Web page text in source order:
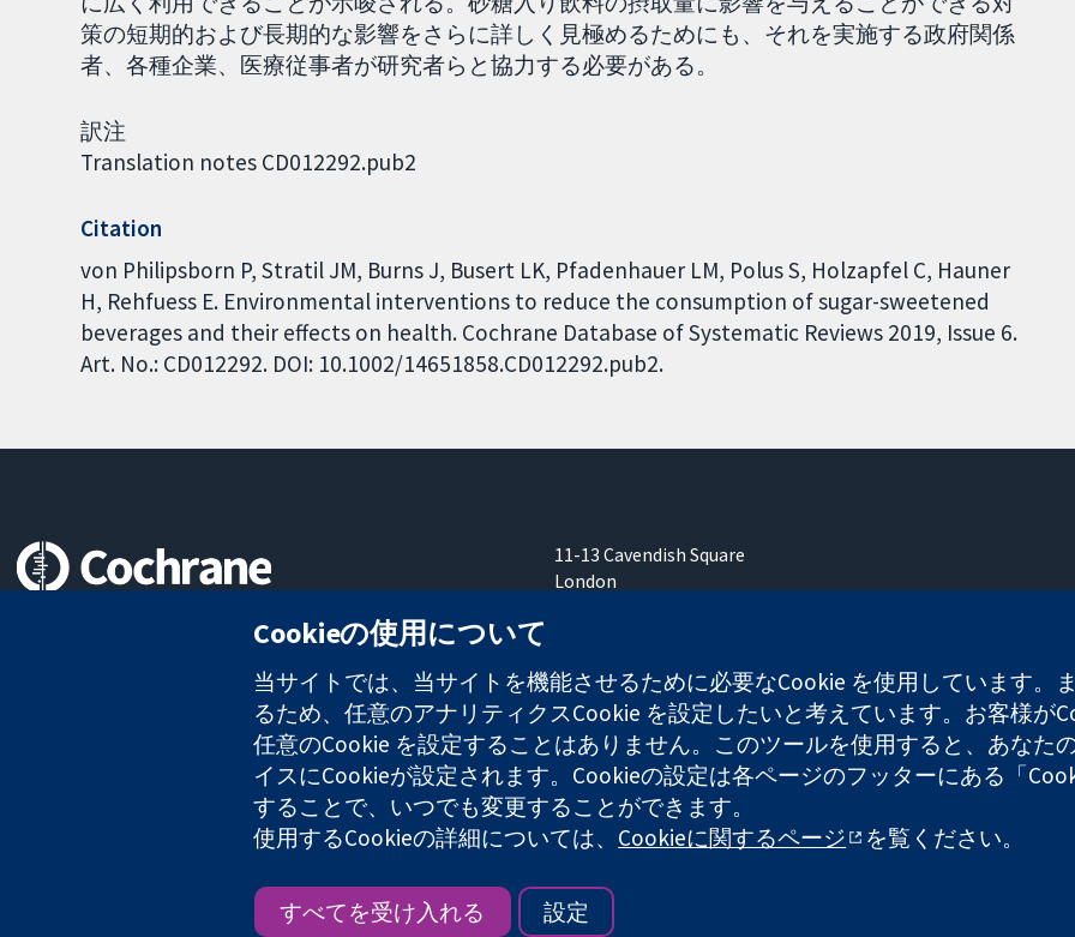
策の短期的および長期的な影響をさらに詳しく見極めるためにも、それを実施する政府関係
者、各種企業、医療従事者が研究者らと協力する必要がある。
訳注
Translation notes CD012292.pub2
Citation
von Philipsborn P, Stratil JM, Burns J, Busert LK, Pfadenhauer LM, Polus S, Holzapfel C, Hauner
H, Rehfuess E. Environmental interventions to reduce the consumption of sugar-sweetened
beverages and their effects on health. Cochrane Database of Systematic Reviews 2019, Issue 6.
Art. No.: CD012292. DOI: 10.1002/14651858.CD012292.pub2.
情報に基づく意思決定により
11-13 Cavendish Square
London
コクラン・コラボレーションは、イングランド及びウェールズに登録された慈善団体（登録番号 1045921）および保証有限
Copyright © 2026 The Cochrane Collaboration ウェブサ
Cookieの使用について
当サイトでは、当サイトを機能させるために必要なCookie を使用しています。
るため、任意のアナリティクスCookie を設定したいと考えています。お客様が
任意のCookie を設定することはありません。このツールを使用すると、あなた
イスにCookieが設定されます。Cookieの設定は各ページのフッターにある「
することで、いつでも変更することができます。
使用するCookieの詳細については、 Cookieに関するページ を覧ください。
すべてを受け入れる 設定